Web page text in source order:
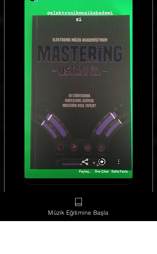
Ederim çünkü efsane ürün
Tuna Arslan
Müzik Eğitimine Başla